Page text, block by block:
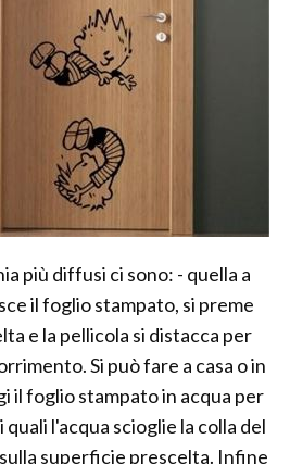
più diffusi ci sono: - quella a
il foglio stampato, si preme
e la pellicola si distacca per
Si può fare a casa o in
il foglio stampato in acqua per
l'acqua scioglie la colla del
superficie prescelta. Infine